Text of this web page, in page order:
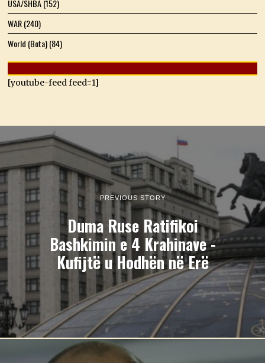
USA/SHBA(152)
WAR(240)
World (Bota)(84)
[youtube-feed feed=1]
PREVIOUS STORY
Duma Ruse Ratifikoi
Bashkimin e 4 Krahinave -
Kufijtë u Hodhën në Erë